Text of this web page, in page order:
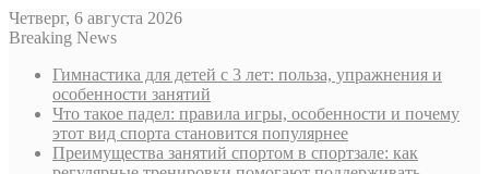
Четверг, 6 августа 2026
Breaking News
Гимнастика для детей с 3 лет: польза, упражнения и
особенности занятий
Что такое падел: правила игры, особенности и почему
этот вид спорта становится популярнее
Преимущества занятий спортом в спортзале: как